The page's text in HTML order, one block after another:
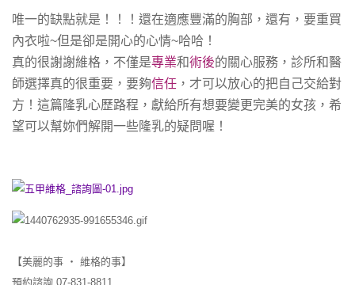
唯一的缺點就是！！！還在適應豐滿的胸部，還有，要重買
內衣啦~但是卻是開心的心情~哈哈！
真的很謝謝維格，不僅是專業和術後的關心服務，診所和醫
師選擇真的很重要，要夠信任 ，才可以放心的把自己交給對
方！這篇隆乳心歷路程，獻給所有想要變更完美的女孩，希
望可以幫妳們解開一些隆乳的疑問喔！
【美麗的事 ‧ 維格的事】
預約諮詢 07-831-8811